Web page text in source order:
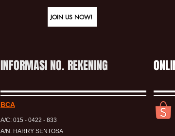
JOIN US NOW!
INFORMASI NO. REKENING
BCA
A/C: 015 - 0422 - 833
A/N: HARRY SENTOSA